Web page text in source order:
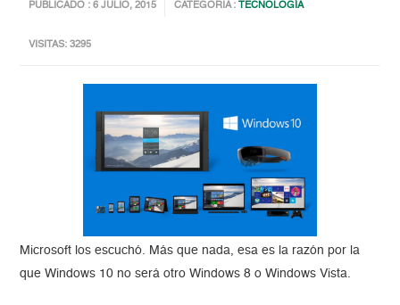
PUBLICADO : 6 JULIO, 2015 CATEGORIA : TECNOLOGÍA
VISITAS: 3295
Microsoft los escuchó. Más que nada, esa es la razón por la
que Windows 10 no será otro Windows 8 o Windows Vista.